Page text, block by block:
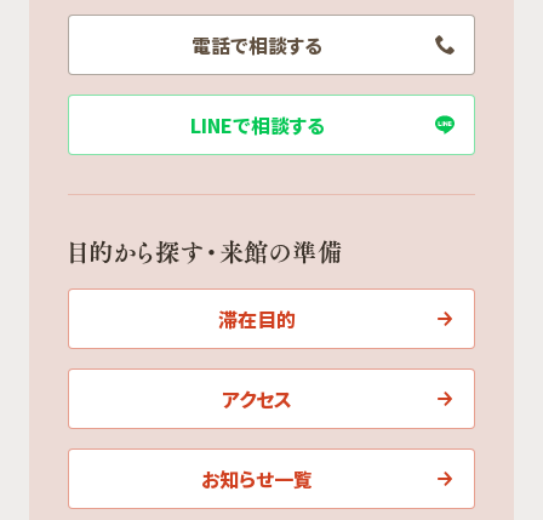
電話で相談する
LINEで相談する
目的から探す・来館の準備
滞在目的
アクセス
お知らせ一覧